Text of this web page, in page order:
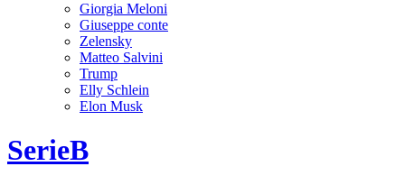
Giorgia Meloni
Giuseppe conte
Zelensky
Matteo Salvini
Trump
Elly Schlein
Elon Musk
SerieB